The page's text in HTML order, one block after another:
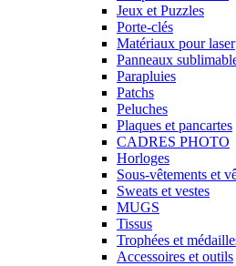
Jeux et Puzzles
Porte-clés
Matériaux pour laser
Panneaux
Parapluies
Patchs
Peluches
Plaques et pancartes
CADRES PHOTO
Horloges
Sous-vêtements et
Sweats et vestes
MUGS
Tissus
Trophées et
Accessoires et outils